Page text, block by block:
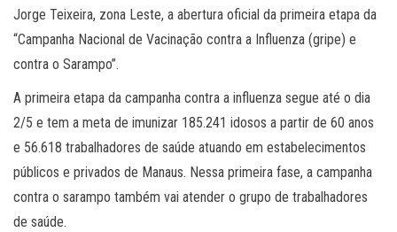
Jorge Teixeira, zona Leste, a abertura oficial da primeira etapa da
“Campanha Nacional de Vacinação contra a Influenza (gripe) e
contra o Sarampo”.
A primeira etapa da campanha contra a influenza segue até o dia
2/5 e tem a meta de imunizar 185.241 idosos a partir de 60 anos
e 56.618 trabalhadores de saúde atuando em estabelecimentos
públicos e privados de Manaus. Nessa primeira fase, a campanha
contra o sarampo também vai atender o grupo de trabalhadores
de saúde.